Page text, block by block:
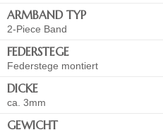
ARMBAND TYP
2-Piece Band
FEDERSTEGE
Federstege montiert
DICKE
ca. 3mm
GEWICHT